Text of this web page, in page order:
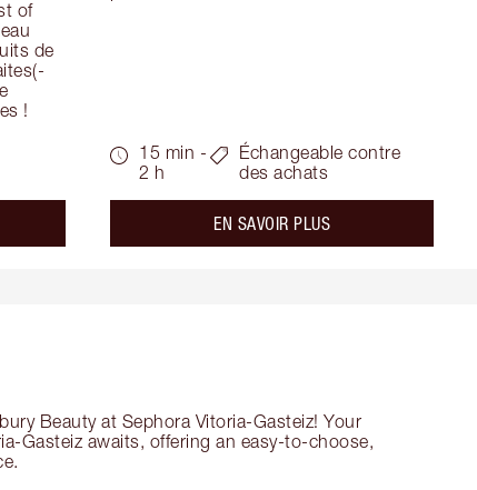
of
de
!
15 min -
2 h
Échangeable contre
des achats
EN SAVOIR PLUSabout the
Beauty at Sephora Vitoria-Gasteiz! Your
Gasteiz awaits, offering an easy-to-choose,